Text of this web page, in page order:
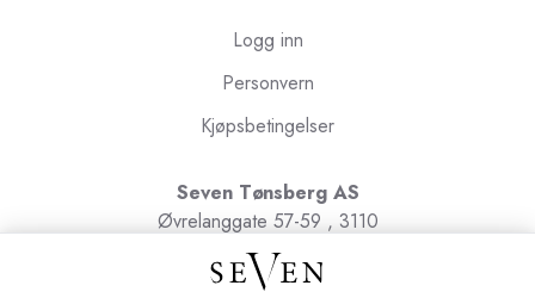
Logg inn
Personvern
Kjøpsbetingelser
Seven Tønsberg AS
Øvrelanggate 57-59 , 3110
Tønsberg
Org.nr. 991091580